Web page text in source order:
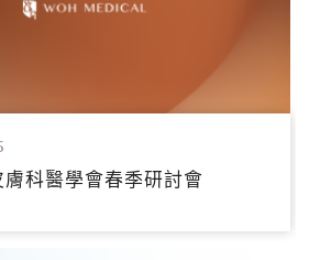
科醫學會春季研討會